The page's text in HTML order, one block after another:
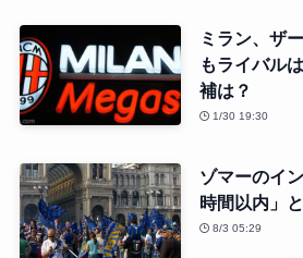
ミラン、ザ
もライバル
補は？
1/30 19:30
ゾマーのイ
時間以内」
8/3 05:29